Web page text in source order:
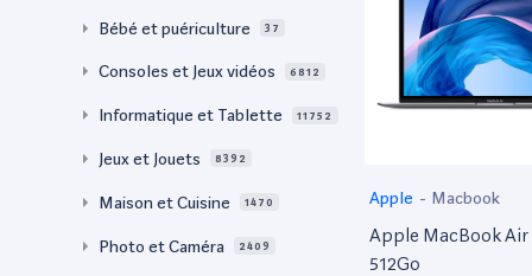
Bébé et puériculture 37
Consoles et Jeux vidéos 6812
Informatique et Tablette 11752
Jeux et Jouets 8392
Maison et Cuisine 1470
Photo et Caméra 2409
Apple - Macbook
Apple MacBook Air
512Go